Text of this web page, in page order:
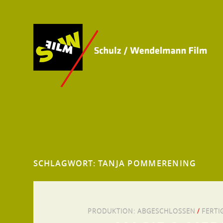
SCHLAGWORT: TANJA POMMERENING
PRODUKTION: ABGESCHLOSSEN /